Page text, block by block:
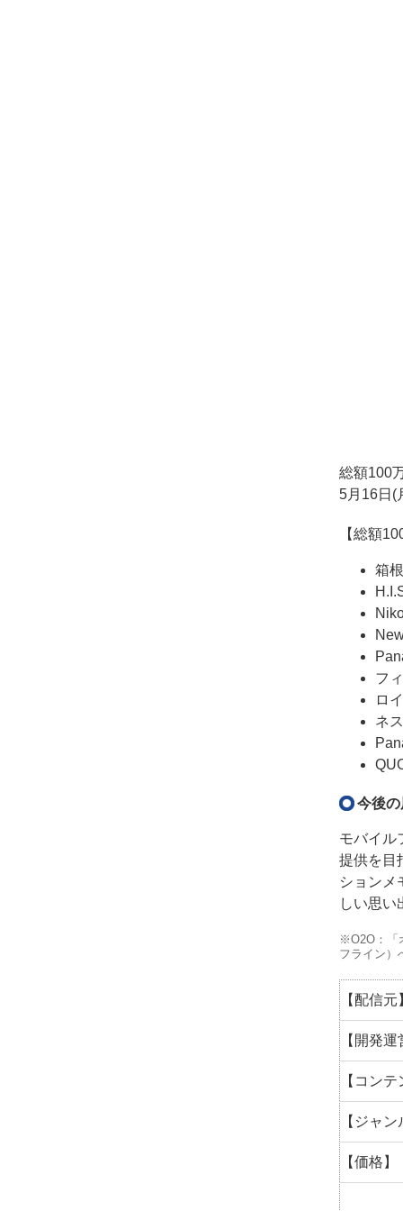
総額100
5月16日(
【総額
箱
フ
ロ
ネ
今後の
モバイル
提供を目
ションメ
しい思い
※O2O：「
フライン）
【配信元
【開発運
【コンテ
【ジャン
【価格】